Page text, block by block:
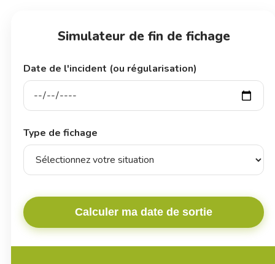
Simulateur de fin de fichage
Date de l'incident (ou régularisation)
Type de fichage
Calculer ma date de sortie